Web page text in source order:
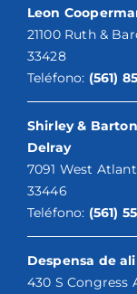
Leon
21100 Ruth &
33428
Teléfono: (561)
Shirley &
Delray
7091 West
33446
Teléfono: (561)
Despensa de
430 S Congress